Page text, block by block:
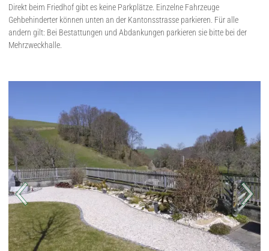
Direkt beim Friedhof gibt es keine Parkplätze. Einzelne Fahrzeuge
Gehbehinderter können unten an der Kantonsstrasse parkieren. Für alle
andern gilt: Bei Bestattungen und Abdankungen parkieren sie bitte bei der
Mehrzweckhalle.